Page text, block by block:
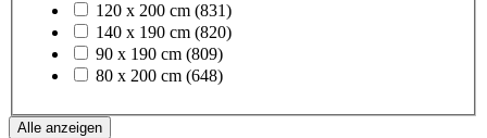
120 x 200 cm (831)
140 x 190 cm (820)
90 x 190 cm (809)
80 x 200 cm (648)
Alle anzeigen